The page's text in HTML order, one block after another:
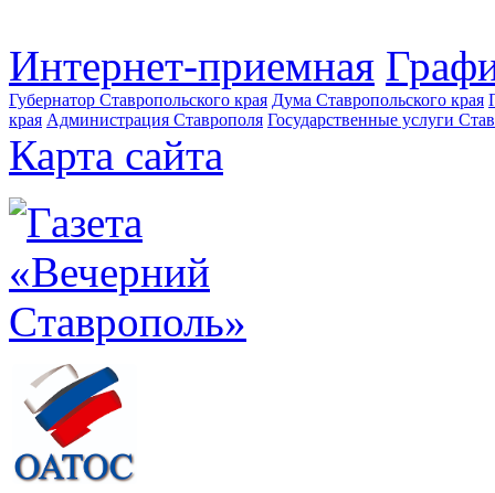
Интернет-приемная
Губернатор Ставропольского края Дума Ставропольского края
края Администрация Ставрополя Государственные услуги
Карта сайта